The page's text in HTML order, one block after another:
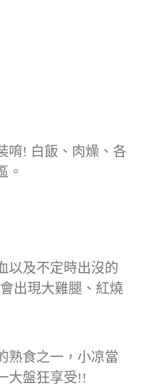
唷! 白飯、肉燥、各
。
以及不定時出沒的
出現大雞腿、紅燒
熟食之一，小凉當
大盤狂享受!!